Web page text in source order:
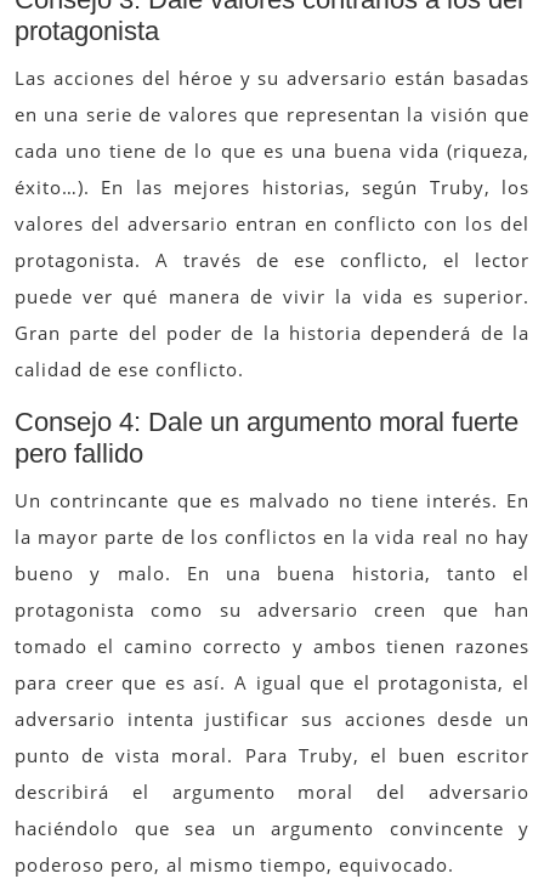
protagonista
Las acciones del héroe y su adversario están basadas
en una serie de valores que representan la visión que
cada uno tiene de lo que es una buena vida (riqueza,
éxito…). En las mejores historias, según Truby, los
valores del adversario entran en conflicto con los del
protagonista. A través de ese conflicto, el lector
puede ver qué manera de vivir la vida es superior.
Gran parte del poder de la historia dependerá de la
calidad de ese conflicto.
Consejo 4: Dale un argumento moral fuerte
pero fallido
Un contrincante que es malvado no tiene interés. En
la mayor parte de los conflictos en la vida real no hay
bueno y malo. En una buena historia, tanto el
protagonista como su adversario creen que han
tomado el camino correcto y ambos tienen razones
para creer que es así. A igual que el protagonista, el
adversario intenta justificar sus acciones desde un
punto de vista moral. Para Truby, el buen escritor
describirá el argumento moral del adversario
haciéndolo que sea un argumento convincente y
poderoso pero, al mismo tiempo, equivocado.